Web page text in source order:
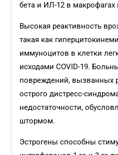
бета и ИЛ-12 в макрофагах
Высокая реактивность
такая как
иммуноцитов в клетки
исходами COVID-19.
повреждений, вызванных
острого дистресс-
недостаточности,
штормом.
Эстрогены способны